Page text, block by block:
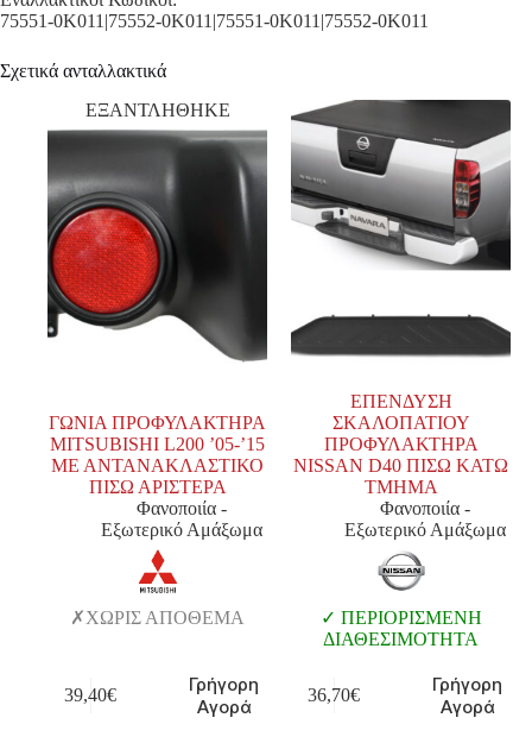
75551-0K011|75552-0K011|75551-0K011|75552-0K011
Σχετικά ανταλλακτικά
ΕΞΑΝΤΛΗΘΗΚΕ
ΓΩΝΙΑ ΠΡΟΦΥΛΑΚΤΗΡΑ
MITSUBISHI L200 ’05-’15
ΜΕ ΑΝΤΑΝΑΚΛΑΣΤΙΚΟ
ΠΙΣΩ ΑΡΙΣΤΕΡΑ
Φανοποιία -
Εξωτερικό Αμάξωμα
ΧΩΡΙΣ ΑΠΟΘΕΜΑ
39,40€
Γρήγορη
Αγορά
ΕΠΕΝΔΥΣΗ
ΣΚΑΛΟΠΑΤΙΟΥ
ΠΡΟΦΥΛΑΚΤΗΡΑ
NISSAN D40 ΠΙΣΩ ΚΑΤΩ
ΤΜΗΜΑ
Φανοποιία -
Εξωτερικό Αμάξωμα
ΠΕΡΙΟΡΙΣΜΕΝΗ
ΔΙΑΘΕΣΙΜΟΤΗΤΑ
36,70€
Γρήγορη
Αγορά